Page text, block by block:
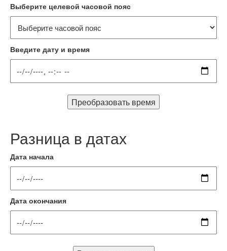
Выберите целевой часовой пояс
Введите дату и время
Преобразовать время
Разница в датах
Дата начала
Дата окончания